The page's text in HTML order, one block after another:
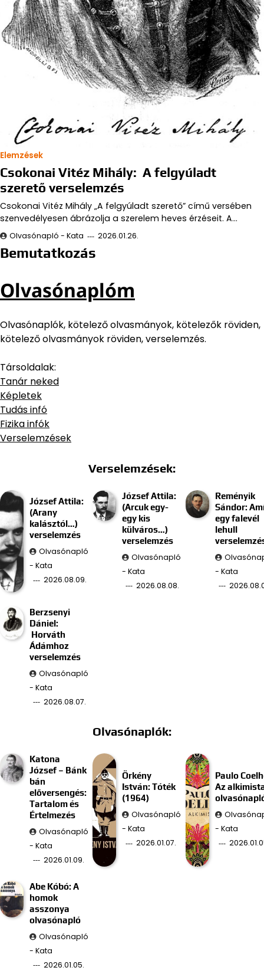
Elemzések
Csokonai Vitéz Mihály: A felgyúladt
szerető verselemzés
Csokonai Vitéz Mihály „A felgyúladt szerető” című versében
szenvedélyesen ábrázolja a szerelem heves érzéseit. A…
Olvasónapló - Kata 2026.01.26.
Bemutatkozás
Olvasónaplóm
Olvasónaplók, kötelező olvasmányok, kötelezők röviden,
kötelező olvasmányok röviden, verselemzés.
Társoldalak:
Tanár neked
Képletek
Tudás infó
Fizika infók
Verselemzések
Verselemzések:
József Attila:
(Arany
kalásztól…)
verselemzés
Olvasónapló
- Kata
2026.08.09.
József Attila:
(Arcuk egy-
egy kis
külváros…)
verselemzés
Olvasónapló
- Kata
2026.08.08.
Reményik
Sándor:
egy falevél
lehull
- Kata
Berzsenyi
Dániel:
Horváth
Ádámhoz
verselemzés
Olvasónapló
- Kata
2026.08.07.
Olvasónaplók:
Katona
József – Bánk
bán
előversengés:
Tartalom és
Értelmezés
Olvasónapló
- Kata
2026.01.09.
Örkény
István: Tóték
(1964)
Olvasónapló
- Kata
2026.01.07.
Paulo
Az
- Kata
Abe Kóbó: A
homok
asszonya
olvasónapló
Olvasónapló
- Kata
2026.01.05.